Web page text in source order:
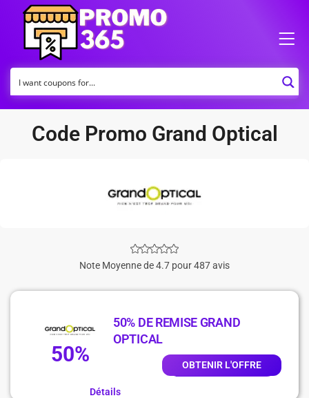
Code Promo Grand Optical
Note Moyenne de 4.7 pour 487 avis
50%
50% DE REMISE GRAND
OPTICAL
OBTENIR L'OFFRE
Détails